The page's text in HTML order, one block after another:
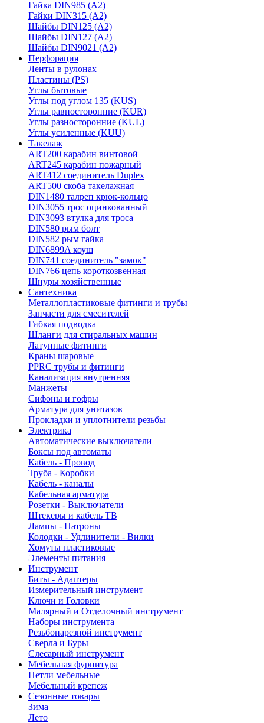
Гайка DIN985 (A2)
Гайки DIN315 (A2)
Шайбы DIN125 (A2)
Шайбы DIN127 (A2)
Шайбы DIN9021 (A2)
Перфорация
Ленты в рулонах
Пластины (PS)
Углы бытовые
Углы под углом 135 (KUS)
Углы равносторонние (KUR)
Углы разносторонние (KUL)
Углы усиленные (KUU)
Такелаж
ART200 карабин винтовой
ART245 карабин пожарный
ART412 соединитель Duplex
ART500 скоба такелажная
DIN1480 талреп крюк-кольцо
DIN3055 трос оцинкованный
DIN3093 втулка для троса
DIN580 рым болт
DIN582 рым гайка
DIN6899A коуш
DIN741 соединитель "замок"
DIN766 цепь короткозвенная
Шнуры хозяйственные
Сантехника
Металлопластиковые фитинги и трубы
Запчасти для смесителей
Гибкая подводка
Шланги для стиральных машин
Латунные фитинги
Краны шаровые
PPRC трубы и фитинги
Канализация внутренняя
Манжеты
Сифоны и гофры
Арматура для унитазов
Прокладки и уплотнители резьбы
Электрика
Автоматические выключатели
Боксы под автоматы
Кабель - Провод
Труба - Коробки
Кабель - каналы
Кабельная арматура
Розетки - Выключатели
Штекеры и кабель ТВ
Лампы - Патроны
Колодки - Удлинители - Вилки
Хомуты пластиковые
Элементы питания
Инструмент
Биты - Адаптеры
Измерительный инструмент
Ключи и Головки
Малярный и Отделочный инструмент
Наборы инструмента
Резьбонарезной инструмент
Сверла и Буры
Слесарный инструмент
Мебельная фурнитура
Петли мебельные
Мебельный крепеж
Сезонные товары
Зима
Лето